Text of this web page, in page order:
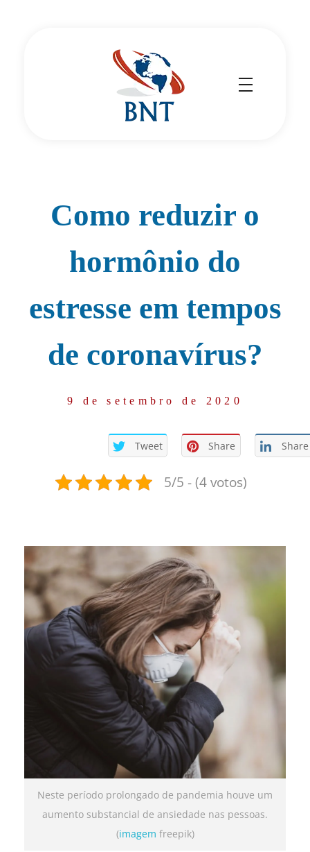
Como reduzir o
hormônio do
estresse em tempos
de coronavírus?
9 de setembro de 2020
Tweet Share Share
5/5 - (4 votos)
Neste período prolongado de pandemia houve um
aumento substancial de ansiedade nas pessoas.
(imagem freepik)